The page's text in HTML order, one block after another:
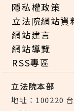
隱私權政策
立法院網站資
網站建言
網站導覽
RSS專區
立法院本部
地址：100220